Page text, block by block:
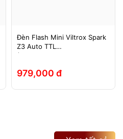
Đèn Flash Mini Viltrox Spark
Z3 Auto TTL
(Fuji/Sony/Canon/Nikon)
979,000 đ